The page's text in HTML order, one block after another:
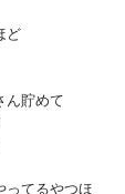
ど
ん貯めて
ってるやつほ